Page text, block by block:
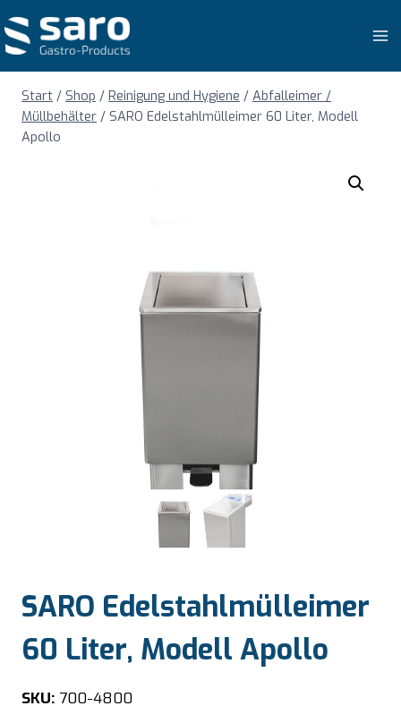
Inhalt
springen
Start / Shop / Reinigung und Hygiene / Abfalleimer /
Müllbehälter / SARO Edelstahlmülleimer 60 Liter, Modell
Apollo
SARO Edelstahlmülleimer
60 Liter, Modell Apollo
SKU: 700-4800